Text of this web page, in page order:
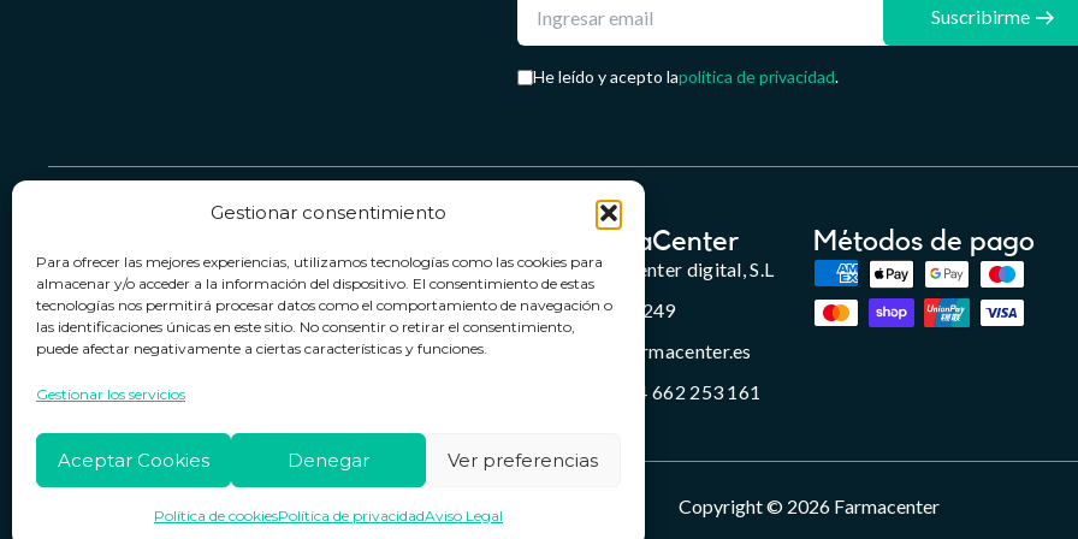
Gestionar consentimiento
Para ofrecer las mejores experiencias, utilizamos tecnologías como las cookies para
almacenar y/o acceder a la información del dispositivo. El consentimiento de estas
tecnologías nos permitirá procesar datos como el comportamiento de navegación o
las identificaciones únicas en este sitio. No consentir o retirar el consentimiento,
puede afectar negativamente a ciertas características y funciones.
Gestionar los servicios
Aceptar Cookies Denegar Ver preferencias
Política de cookiesPolítica de privacidadAviso Legal
Suscribirme
He leído y acepto lapolítica de privacidad.
Contacto
Política de devoluciones
Horario de atención
Lun. a Vie.: 09:00h - 18:00h
Términos y condiciones
Política de privacidad
Política de cookies
FarmaCenter
Farmacenter digital, S.L
B24836249
info@farmacenter.es
Telf. +34 662 253 161
Métodos de pago
Copyright © 2026 Farmacenter